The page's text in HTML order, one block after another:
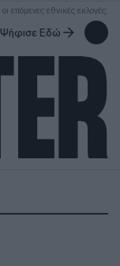
επόμενες εθνικές εκλογές;
Ψήφισε Εδώ